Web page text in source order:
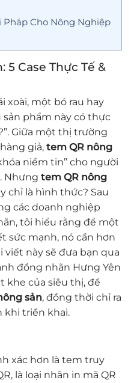
Pháp Cho Nông Nghiệp
5 Case Thực Tế &
xoài, một bó rau hay
sản phẩm này có thực
Giữa một thị trường
giả, tem QR nông
niềm tin” cho người
Nhưng tem QR nông
chỉ là hình thức? Sau
các doanh nghiệp
tôi hiểu rằng để một
sức mạnh, nó cần hơn
viết này sẽ đưa bạn qua
đồng nhãn Hưng Yên
khe của siêu thị, để
sản, đồng thời chỉ ra
khi triển khai.
xác hơn là tem truy
là loại nhãn in mã QR